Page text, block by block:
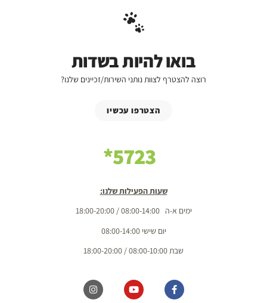
בואו להיות בשדות
רוצה להצטרף לצוות נותני השירות/זכיינים שלנו?
הצטרפו עכשיו
5723*
שעות הפעילות שלנו:
ימים א-ה 08:00-14:00 / 18:00-20:00
יום שישי 08:00-14:00
שבת 08:00-10:00 / 18:00-20:00